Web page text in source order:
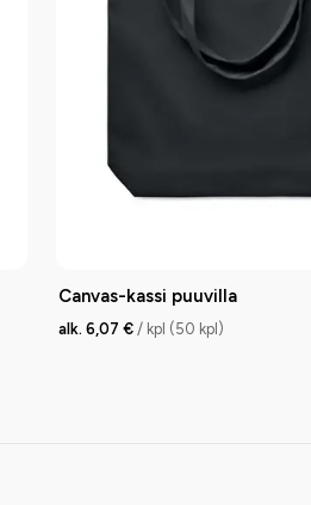
Canvas-kassi puuvilla
alk. 6,07 € / kpl (50 kpl)